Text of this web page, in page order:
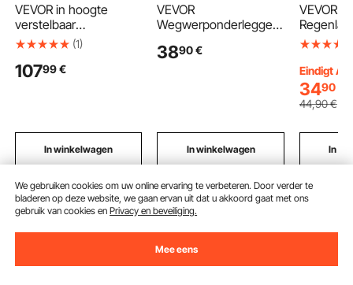
VEVOR in hoogte
verstelbaar
computerbureau
1102)mm, metalen
zwenkwielen met
remmen, zit-sta
bureau voor
(1)
10799€
In winkelwagen
VEVOR
Wegwerponderleggers
Incontinentieonderlegg
bank en matras,
Onderlegger voor
huisdieren,
en senioren (70-pack)
3890 €
In winkelwagen
VEVOR
voor
Vissen,
Eindigt
3490
44,90€
In
Aanbevolen zoekopdrachten
houten platen
We gebruiken cookies om uw online ervaring te verbeteren. Door verder te
bladeren op deze website, we gaan ervan uit dat u akkoord gaat met ons
gebruik van cookies enPrivacy en beveiliging.
Mee eens